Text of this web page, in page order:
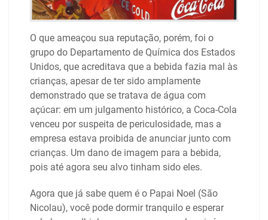
O que ameaçou sua reputação, porém, foi o
grupo do Departamento de Química dos Estados
Unidos, que acreditava que a bebida fazia mal às
crianças, apesar de ter sido amplamente
demonstrado que se tratava de água com
açúcar: em um julgamento histórico, a Coca-Cola
venceu por suspeita de periculosidade, mas a
empresa estava proibida de anunciar junto com
crianças. Um dano de imagem para a bebida,
pois até agora seu alvo tinham sido eles.
Agora que já sabe quem é o Papai Noel (São
Nicolau), você pode dormir tranquilo e esperar